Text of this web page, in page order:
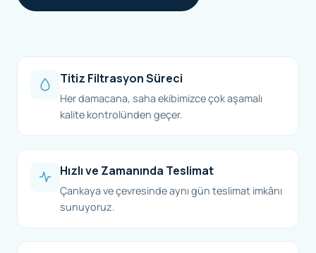
Titiz Filtrasyon Süreci
Her damacana, saha ekibimizce çok aşamalı
kalite kontrolünden geçer.
Hızlı ve Zamanında Teslimat
Çankaya ve çevresinde aynı gün teslimat imkânı
sunuyoruz.